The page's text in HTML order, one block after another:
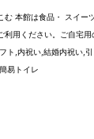
む 本館は食品・ スイー
利用ください。ご自宅
ト,内祝い,結婚内祝い,
易トイレ